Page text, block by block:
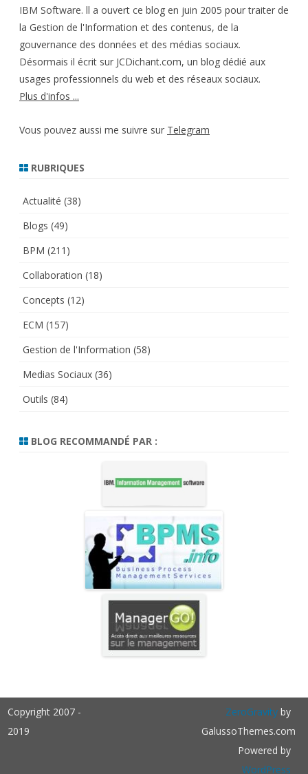
IBM Software. ll a ouvert ce blog en juin 2005 pour traiter de
la Gestion de l'Information et des contenus, de la
gouvernance des données et des médias sociaux.
Désormais il écrit sur JCDichant.com, un blog dédié aux
usages professionnels du web et des réseaux sociaux.
Plus d'infos ...
Vous pouvez aussi me suivre sur Telegram
RUBRIQUES
Actualité (38)
Blogs (49)
BPM (211)
Collaboration (18)
Concepts (12)
ECM (157)
Gestion de l'Information (58)
Medias Sociaux (36)
Outils (84)
BLOG RECOMMANDÉ PAR :
Copyright 2007 -
2019
ZeroGravityby
GalussoThemes.com
Powered by
WordPress